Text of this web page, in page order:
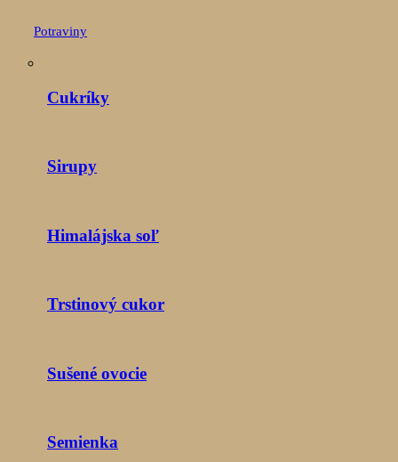
Potraviny
Cukríky
Sirupy
Himalájska soľ
Trstinový cukor
Sušené ovocie
Semienka